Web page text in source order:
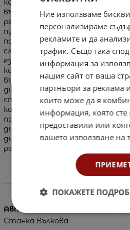
контролни диктовки, които
възможност бързо и точно да
резултатите от
пунктуацията.\rЗа
предложени различни видове
слухови;\r• тренировъчни;\r•
езикови задачи;\r• диктовки с
контролни диктовки.\rТози
възможност да се разшири
диктовката във всички видове
структурни моменти в урока,
като самостоятелна
представен езиковият
диктовки: думи, изречения,
диктовки са разработени
резултатите.
Автор
Станка Вълкова
Ние използваме
персонализираме
рекламите и да
трафик. Също така
информация за
нашия сайт от ваша
партньори за реклама
които може да я
информация, която
предоставили или
вашето използване на
ПОКАЖЕТЕ